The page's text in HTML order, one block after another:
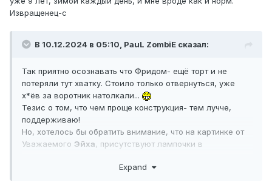
Извращенец-с
В 10.12.2024 в 05:10, PauL ZombiE сказал:
Так приятно осознавать что Фридом- ещё торт и не
потеряли тут хватку. Стоило только отвернуться, уже
х*ёв за воротник натолкали...
Тезис о том, что чем проще конструкция- тем лучче,
поддерживаю!
Но, хотелось бы обратить внимание, что на картинке от
Уважаемого Эйха, присутствуют лампочки в
РК(электричество=колдовство!!!), а на пиктограмме от
Expand